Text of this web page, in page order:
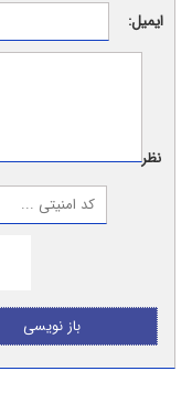
ایمیل:
نظر:
باز نویسی